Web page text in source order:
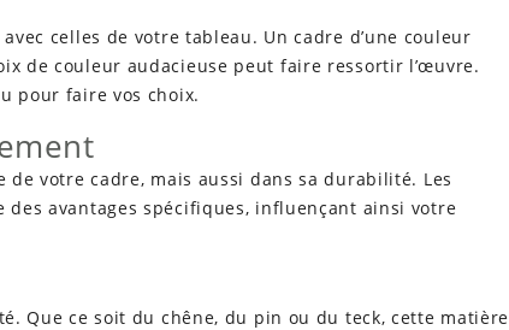
celles de votre tableau. Un cadre d’une couleur
de couleur audacieuse peut faire ressortir l’œuvre.
pour faire vos choix.
votre cadre, mais aussi dans sa durabilité. Les
avantages spécifiques, influençant ainsi votre
Que ce soit du chêne, du pin ou du teck, cette matière